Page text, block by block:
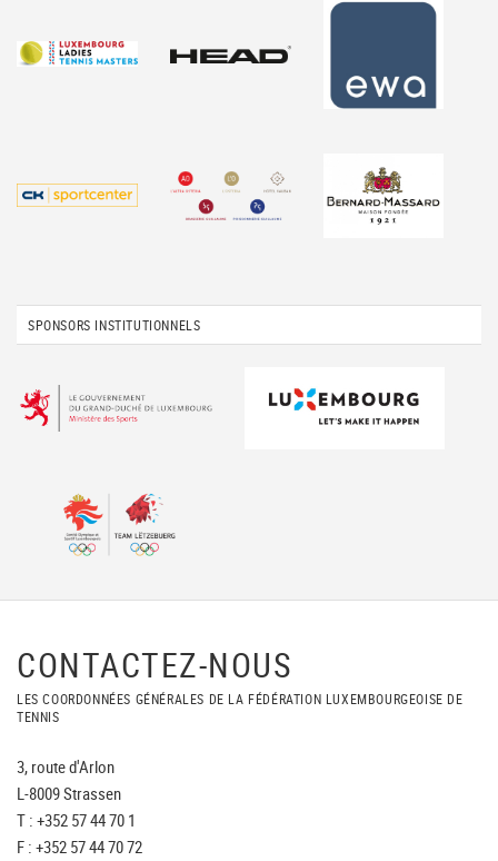
SPONSORS INSTITUTIONNELS
CONTACTEZ-NOUS
LES COORDONNÉES GÉNÉRALES DE LA FÉDÉRATION LUXEMBOURGEOISE DE
TENNIS
3, route d'Arlon
L-8009 Strassen
T : +352 57 44 70 1
F : +352 57 44 70 72